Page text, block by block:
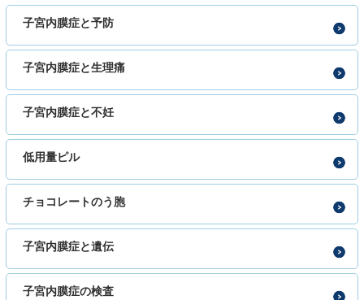
子宮内膜症と予防
子宮内膜症と生理痛
子宮内膜症と不妊
低用量ピル
チョコレートのう胞
子宮内膜症と遺伝
子宮内膜症の検査